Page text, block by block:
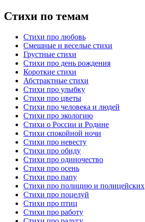
Стихи по темам
Стихи про любовь
Смешные и веселые стихи
Грустные стихи
Стихи про день рождения
Короткие стихи
Абстрактные стихи
Стихи про улыбку
Стихи про цветы
Стихи про человека и людей
Стихи про экологию
Стихи о России и Родине
Стихи спокойной ночи
Стихи про невесту
Стихи про обиду
Стихи про одиночество
Стихи про осень
Стихи про папу
Стихи про полицию и полицейских
Стихи про поцелуй
Стихи про птиц
Стихи про работу